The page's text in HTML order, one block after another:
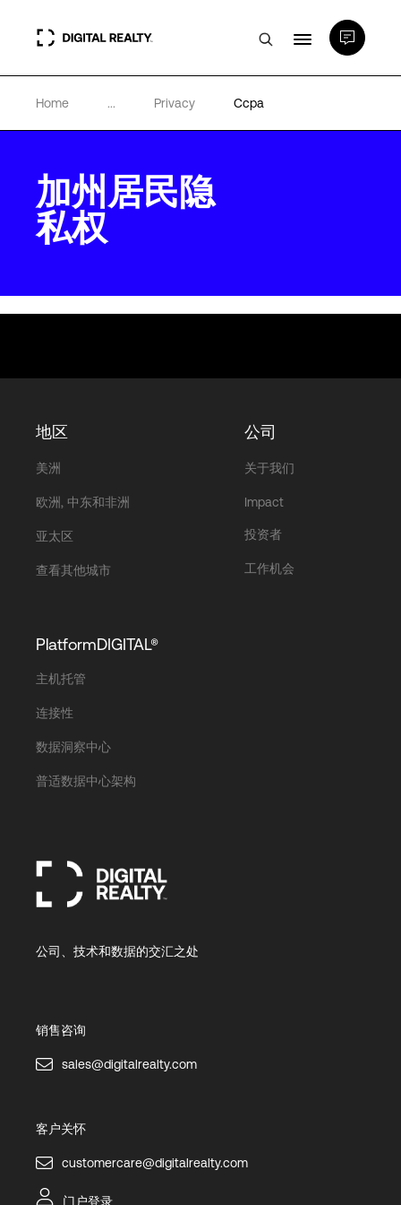
数据中心
合作伙伴
登录
Home ... Privacy Ccpa
加州居民隐
私权
地区
美洲
欧洲, 中东和非洲
亚太区
查看其他城市
公司
关于我们
Impact
投资者
工作机会
PlatformDIGITAL®
主机托管
连接性
数据洞察中心
普适数据中心架构
公司、技术和数据的交汇之处
销售咨询
sales@digitalrealty.com
客户关怀
customercare@digitalrealty.com
门户登录